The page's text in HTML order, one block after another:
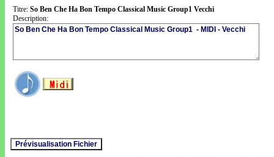
Titre: So Ben Che Ha Bon Tempo Classical Music Group1 Vecchi
Description: